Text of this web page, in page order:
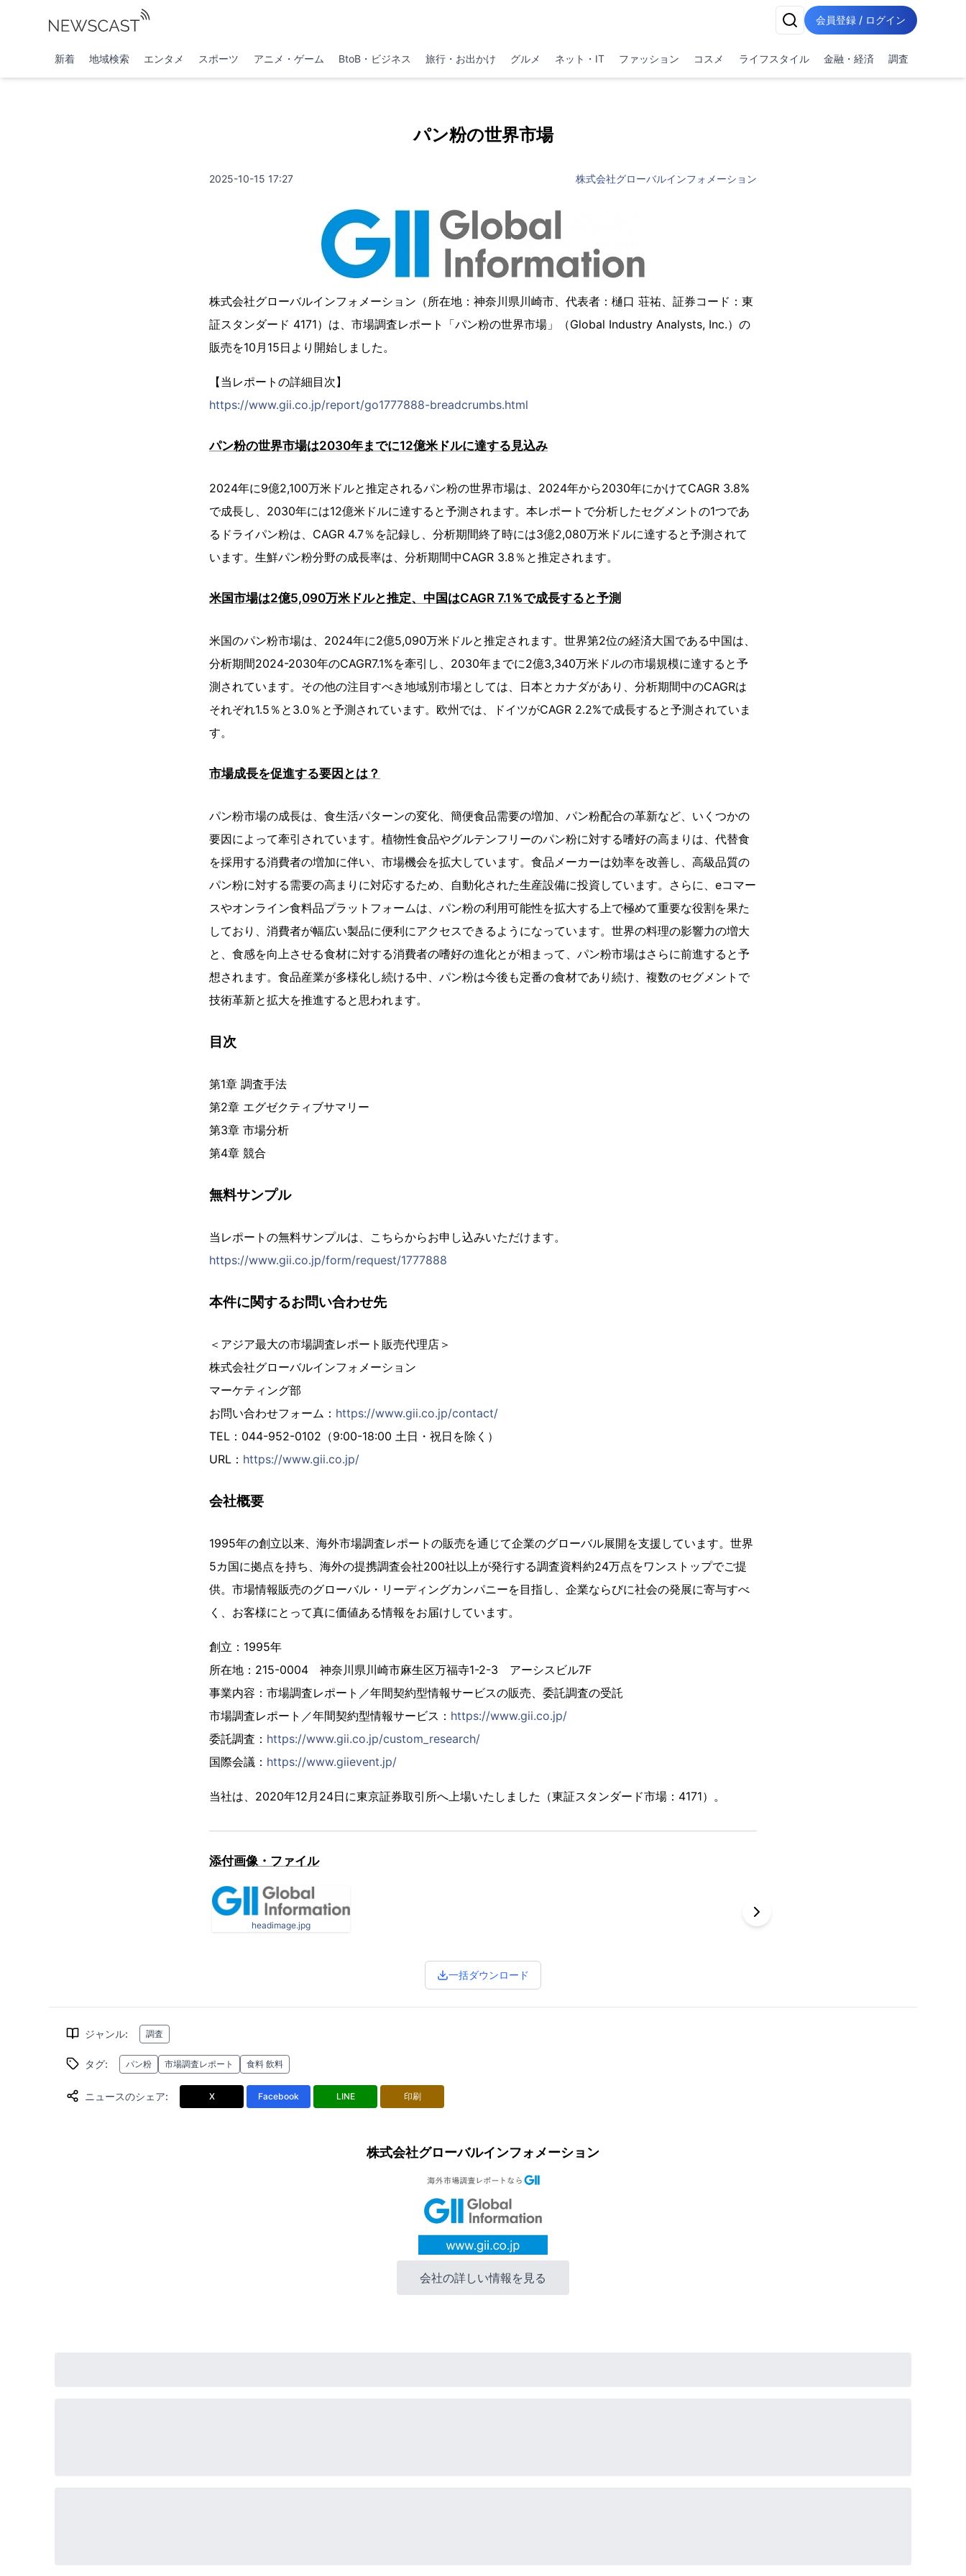
会員登録 / ログイン
新着 地域検索 エンタメ スポーツ アニメ・ゲーム BtoB・ビジネス 旅行・お出かけ グルメ ネット・IT ファッション コスメ ライフスタイル 金融・経済 調査
パン粉の世界市場
2025-10-15 17:27 株式会社グローバルインフォメーション
株式会社グローバルインフォメーション（所在地：神奈川県川崎市、代表者：樋口 荘祐、証券コード：東
証スタンダード 4171）は、市場調査レポート「パン粉の世界市場」（Global Industry Analysts, Inc.）の
販売を10月15日より開始しました。
【当レポートの詳細目次】
https://www.gii.co.jp/report/go1777888-breadcrumbs.html
パン粉の世界市場は2030年までに12億米ドルに達する見込み
2024年に9億2,100万米ドルと推定されるパン粉の世界市場は、2024年から2030年にかけてCAGR 3.8%
で成長し、2030年には12億米ドルに達すると予測されます。本レポートで分析したセグメントの1つであ
るドライパン粉は、CAGR 4.7％を記録し、分析期間終了時には3億2,080万米ドルに達すると予測されて
います。生鮮パン粉分野の成長率は、分析期間中CAGR 3.8％と推定されます。
米国市場は2億5,090万米ドルと推定、中国はCAGR 7.1％で成長すると予測
米国のパン粉市場は、2024年に2億5,090万米ドルと推定されます。世界第2位の経済大国である中国は、
分析期間2024-2030年のCAGR7.1%を牽引し、2030年までに2億3,340万米ドルの市場規模に達すると予
測されています。その他の注目すべき地域別市場としては、日本とカナダがあり、分析期間中のCAGRは
それぞれ1.5％と3.0％と予測されています。欧州では、ドイツがCAGR 2.2%で成長すると予測されていま
す。
市場成長を促進する要因とは？
パン粉市場の成長は、食生活パターンの変化、簡便食品需要の増加、パン粉配合の革新など、いくつかの
要因によって牽引されています。植物性食品やグルテンフリーのパン粉に対する嗜好の高まりは、代替食
を採用する消費者の増加に伴い、市場機会を拡大しています。食品メーカーは効率を改善し、高級品質の
パン粉に対する需要の高まりに対応するため、自動化された生産設備に投資しています。さらに、eコマー
スやオンライン食料品プラットフォームは、パン粉の利用可能性を拡大する上で極めて重要な役割を果た
しており、消費者が幅広い製品に便利にアクセスできるようになっています。世界の料理の影響力の増大
と、食感を向上させる食材に対する消費者の嗜好の進化とが相まって、パン粉市場はさらに前進すると予
想されます。食品産業が多様化し続ける中、パン粉は今後も定番の食材であり続け、複数のセグメントで
技術革新と拡大を推進すると思われます。
目次
第1章 調査手法
第2章 エグゼクティブサマリー
第3章 市場分析
第4章 競合
無料サンプル
当レポートの無料サンプルは、こちらからお申し込みいただけます。
https://www.gii.co.jp/form/request/1777888
本件に関するお問い合わせ先
＜アジア最大の市場調査レポート販売代理店＞
株式会社グローバルインフォメーション
マーケティング部
お問い合わせフォーム： https://www.gii.co.jp/contact/
TEL：044-952-0102（9:00-18:00 土日・祝日を除く）
URL： https://www.gii.co.jp/
会社概要
1995年の創立以来、海外市場調査レポートの販売を通じて企業のグローバル展開を支援しています。世界
5カ国に拠点を持ち、海外の提携調査会社200社以上が発行する調査資料約24万点をワンストップでご提
供。市場情報販売のグローバル・リーディングカンパニーを目指し、企業ならびに社会の発展に寄与すべ
く、お客様にとって真に価値ある情報をお届けしています。
創立：1995年
所在地：215-0004 神奈川県川崎市麻生区万福寺1-2-3 アーシスビル7F
事業内容：市場調査レポート／年間契約型情報サービスの販売、委託調査の受託
市場調査レポート／年間契約型情報サービス： https://www.gii.co.jp/
委託調査： https://www.gii.co.jp/custom_research/
国際会議： https://www.giievent.jp/
当社は、2020年12月24日に東京証券取引所へ上場いたしました（東証スタンダード市場：4171）。
添付画像・ファイル
headimage.jpg
一括ダウンロード
ジャンル: 調査
タグ: パン粉 市場調査レポート 食料 飲料
ニュースのシェア: X Facebook LINE 印刷
株式会社グローバルインフォメーション
会社の詳しい情報を見る